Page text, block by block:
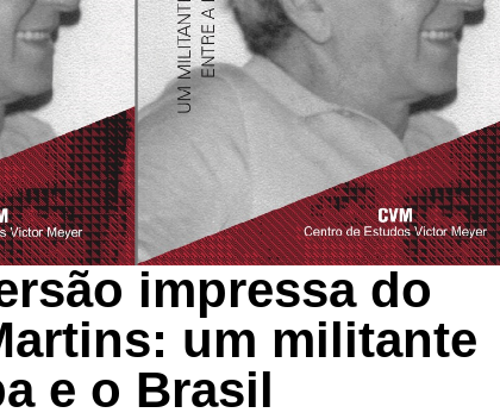
impressa do
um militante
e o Brasil